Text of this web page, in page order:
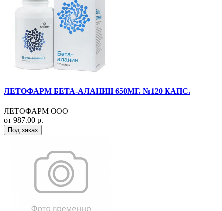
ЛЕТОФАРМ БЕТА-АЛАНИН 650МГ. №120 КАПС.
ЛЕТОФАРМ ООО
от 987.00 р.
Под заказ